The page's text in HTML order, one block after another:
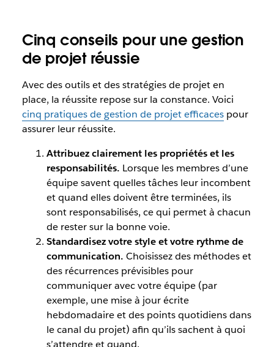
Cinq conseils pour une gestion
de projet réussie
Avec des outils et des stratégies de projet en
place, la réussite repose sur la constance. Voici
cinq pratiques de gestion de projet efficacespour
assurer leur réussite.
Attribuez clairement les propriétés et les
responsabilités. Lorsque les membres d’une
équipe savent quelles tâches leur incombent
et quand elles doivent être terminées, ils
sont responsabilisés, ce qui permet à chacun
de rester sur la bonne voie.
Standardisez votre style et votre rythme de
communication. Choisissez des méthodes et
des récurrences prévisibles pour
communiquer avec votre équipe (par
exemple, une mise à jour écrite
hebdomadaire et des points quotidiens dans
le canal du projet) afin qu’ils sachent à quoi
s’attendre et quand.